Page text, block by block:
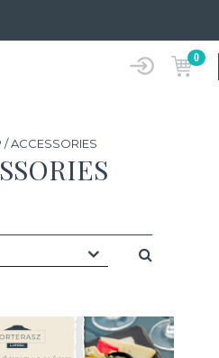
0
ACCESSORIES